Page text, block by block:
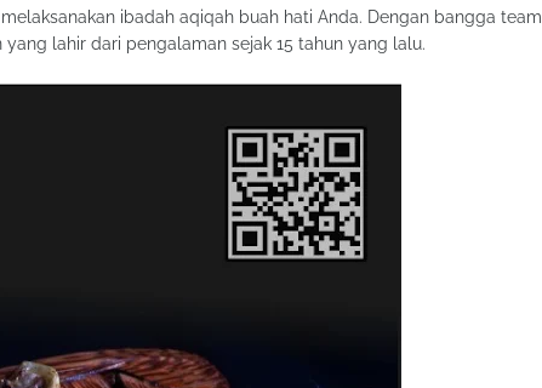
ibadah aqiqah buah hati Anda. Dengan bangga team
lahir dari pengalaman sejak 15 tahun yang lalu.